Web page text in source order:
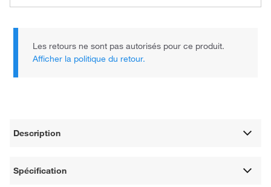
Les retours ne sont pas autorisés pour ce produit.
Afficher la politique du retour.
Description
Spécification